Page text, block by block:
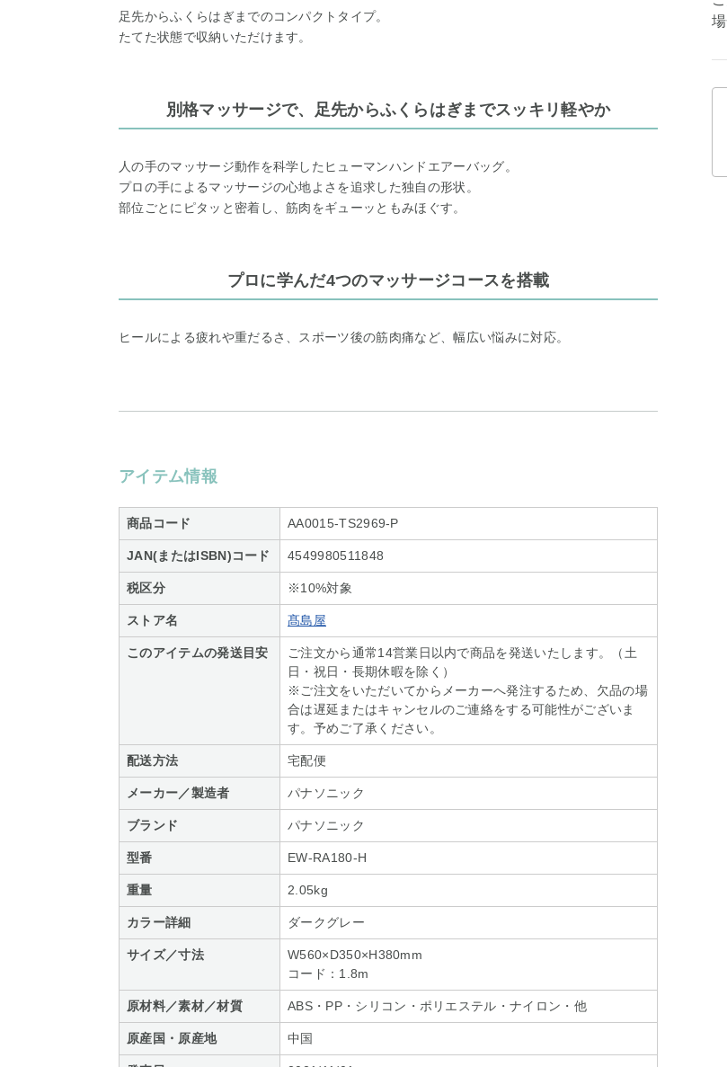
足先からふくらはぎまでのコンパクトタイプ。
たてた状態で収納いただけます。
別格マッサージで、足先からふくらはぎまでスッキリ軽やか
人の手のマッサージ動作を科学したヒューマンハンドエアーバッグ。
プロの手によるマッサージの心地よさを追求した独自の形状。
部位ごとにピタッと密着し、筋肉をギューッともみほぐす。
プロに学んだ4つのマッサージコースを搭載
ヒールによる疲れや重だるさ、スポーツ後の筋肉痛など、幅広い悩みに対応。
アイテム情報
商品コード AA0015-TS2969-P
JAN(またはISBN)コード 4549980511848
税区分 ※10%対象
ストア名 髙島屋
このアイテムの発送目安
ご注文から通常14営業日以内で商品を発送いたします。（土
日・祝日・長期休暇を除く）
※ご注文をいただいてからメーカーへ発注するため、欠品の場
合は遅延またはキャンセルのご連絡をする可能性がございま
す。予めご了承ください。
配送方法 宅配便
メーカー／製造者 パナソニック
ブランド パナソニック
型番 EW-RA180-H
重量 2.05kg
カラー詳細 ダークグレー
サイズ／寸法
W560×D350×H380mm
コード：1.8m
原材料／素材／材質 ABS・PP・シリコン・ポリエステル・ナイロン・他
原産国・原産地 中国